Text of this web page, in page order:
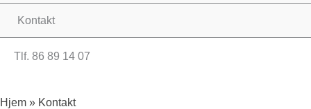
Kontakt
Tlf. 86 89 14 07
Hjem » Kontakt